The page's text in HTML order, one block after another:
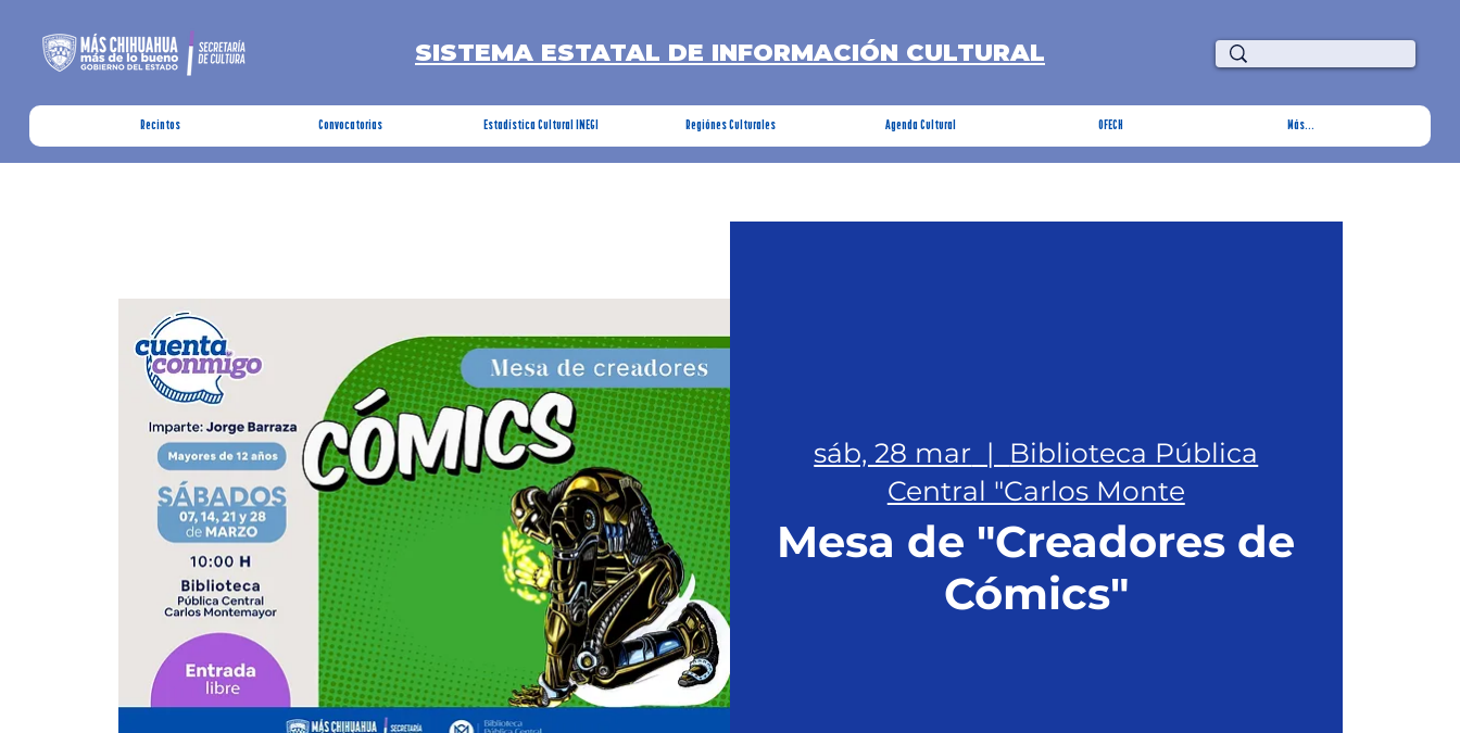
SISTEMA ESTATAL DE INFORMACIÓN CULTURAL
Recintos Convocatorias Estadística Cultural INEGI Regiónes Culturales Agenda Cultural OFECH Más...
sáb, 28 mar
  |
Biblioteca Pública
Central "Carlos Monte
Mesa de "Creadores de
Cómics"